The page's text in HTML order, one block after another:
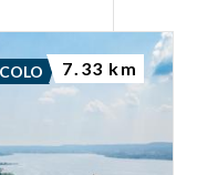
7.33 km